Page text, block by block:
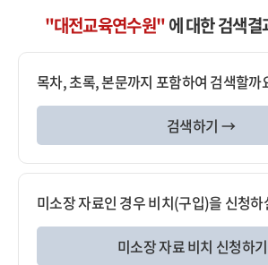
"대전교육연수원"에 대한 검색
목차, 초록, 본문까지 포함하여 검색할까
검색하기 →
미소장 자료인 경우 비치(구입)을 신청
미소장 자료 비치 신청하